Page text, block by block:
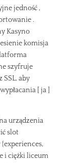
jedność ,
.
Kasyno
komisja
szyfruje
SSL, aby
[ ja ]
urządzenia
slot
i ciężki liceum